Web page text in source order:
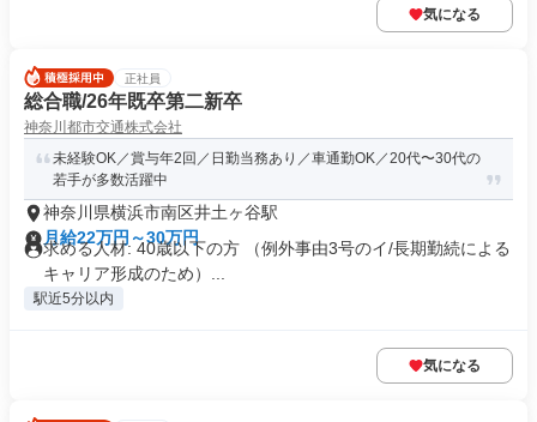
気になる
正社員
総合職/26年既卒第二新卒
神奈川都市交通株式会社
未経験OK／賞与年2回／日勤当務あり／車通勤OK／20代〜30代の
若手が多数活躍中
神奈川県横浜市南区井土ヶ谷駅
月給22万円～30万円
求める人材: 40歳以下の方 （例外事由3号のイ/長期勤続による
キャリア形成のため）...
駅近5分以内
気になる